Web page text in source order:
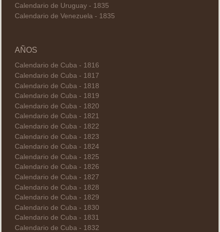
Calendario de Uruguay - 1835
Calendario de Venezuela - 1835
AÑOS
Calendario de Cuba - 1816
Calendario de Cuba - 1817
Calendario de Cuba - 1818
Calendario de Cuba - 1819
Calendario de Cuba - 1820
Calendario de Cuba - 1821
Calendario de Cuba - 1822
Calendario de Cuba - 1823
Calendario de Cuba - 1824
Calendario de Cuba - 1825
Calendario de Cuba - 1826
Calendario de Cuba - 1827
Calendario de Cuba - 1828
Calendario de Cuba - 1829
Calendario de Cuba - 1830
Calendario de Cuba - 1831
Calendario de Cuba - 1832